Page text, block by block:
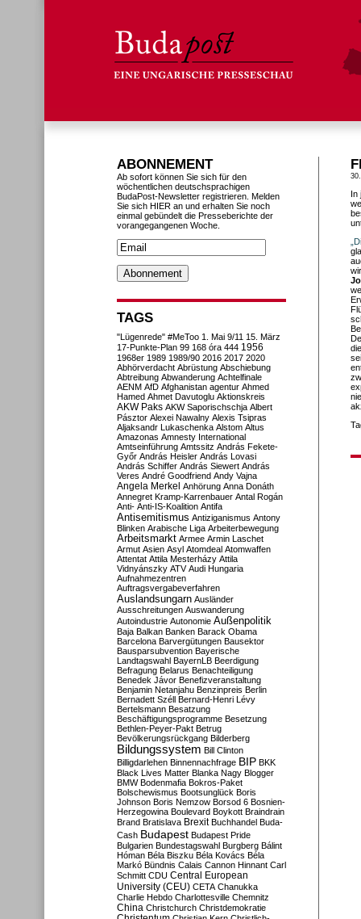
In
ABONNEMENT
Ab sofort können Sie sich für den
wöchentlichen deutschsprachigen
BudaPost-Newsletter registrieren. Melden
Sie sich HIER an und erhalten Sie noch
einmal gebündelt die Presseberichte der
vorangegangenen Woche.
TAGS
"Lügenrede" #MeToo 1. Mai 9/11 15. März
17-Punkte-Plan 99 168 óra 444 1956
1968er 1989 1989/90 2016 2017 2020
Abhörverdacht Abrüstung Abschiebung
Abtreibung Abwanderung Achtelfinale
AENM AfD Afghanistan agentur Ahmed
Hamed Ahmet Davutoglu Aktionskreis
AKW Paks AKW Saporischschja Albert
Pásztor Alexei Nawalny Alexis Tsipras
Aljaksandr Lukaschenka Alstom Altus
Amazonas Amnesty International
Amtseinführung Amtssitz András Fekete-
Győr András Heisler András Lovasi
András Schiffer András Siewert András
Veres André Goodfriend Andy Vajna
Angela Merkel Anhörung Anna Donáth
Annegret Kramp-Karrenbauer Antal Rogán
Anti- Anti-IS-Koalition Antifa
Antisemitismus Antiziganismus Antony
Blinken Arabische Liga Arbeiterbewegung
Arbeitsmarkt Armee Armin Laschet
Armut Asien Asyl Atomdeal Atomwaffen
Attentat Attila Mesterházy Attila
Vidnyánszky ATV Audi Hungaria
Aufnahmezentren
Auftragsvergabeverfahren
Auslandsungarn Ausländer
Ausschreitungen Auswanderung
Autoindustrie Autonomie Außenpolitik
Baja Balkan Banken Barack Obama
Barcelona Barvergütungen Bausektor
Bausparsubvention Bayerische
Landtagswahl BayernLB Beerdigung
Befragung Belarus Benachteiligung
Benedek Jávor Benefizveranstaltung
Benjamin Netanjahu Benzinpreis Berlin
Bernadett Széll Bernard-Henri Lévy
Bertelsmann Besatzung
Beschäftigungsprogramme Besetzung
Bethlen-Peyer-Pakt Betrug
Bevölkerungsrückgang Bilderberg
Bildungssystem Bill Clinton
Billigdarlehen Binnennachfrage BIP BKK
Black Lives Matter Blanka Nagy Blogger
BMW Bodenmafia Bokros-Paket
Bolschewismus Bootsunglück Boris
Johnson Boris Nemzow Borsod 6 Bosnien-
Herzegowina Boulevard Boykott Braindrain
Brand Bratislava Brexit Buchhandel Buda-
Cash Budapest Budapest Pride
Bulgarien Bundestagswahl Burgberg Bálint
Hóman Béla Biszku Béla Kovács Béla
Markó Bündnis Calais Cannon Hinnant Carl
Schmitt CDU Central European
University (CEU) CETA Chanukka
Charlie Hebdo Charlottesville Chemnitz
China Christchurch Christdemokratie